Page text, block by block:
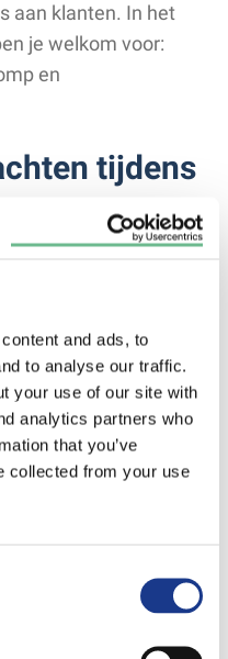
and ads, to
to analyse our traffic.
your use of our site with
analytics partners who
that you’ve
collected from your use
aan klanten. In het
je welkom voor:
en
tijdens
bieden wij op
die volledig zijn
en wensen van de
inbedrijfstellen van
installeren en
van Värmebaronen.
twee Qvantum
als Qvantum. De
deel, gevolgd
waarin je zelf aan